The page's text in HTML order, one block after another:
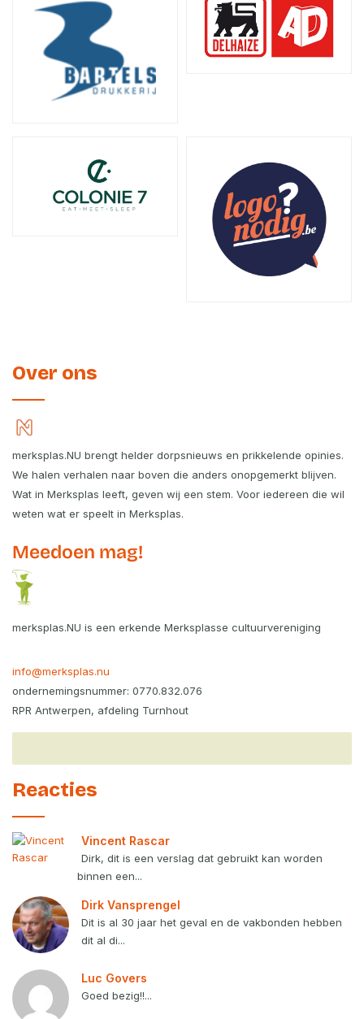
Over ons
merksplas.NU brengt helder dorpsnieuws en prikkelende opinies.
We halen verhalen naar boven die anders onopgemerkt blijven.
Wat in Merksplas leeft, geven wij een stem. Voor iedereen die wil
weten wat er speelt in Merksplas.
Meedoen mag!
merksplas.NU is een erkende Merksplasse cultuurvereniging
info@merksplas.nu
ondernemingsnummer: 0770.832.076
RPR Antwerpen, afdeling Turnhout
Reacties
Vincent Rascar
Dirk, dit is een verslag dat gebruikt kan worden
binnen een...
Dirk Vansprengel
Dit is al 30 jaar het geval en de vakbonden hebben
dit al di...
Luc Govers
Goed bezig!!...